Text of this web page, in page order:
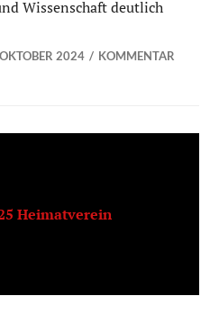
Wissenschaft deutlich
Prohlis fördert
2024
KOMMENTAR